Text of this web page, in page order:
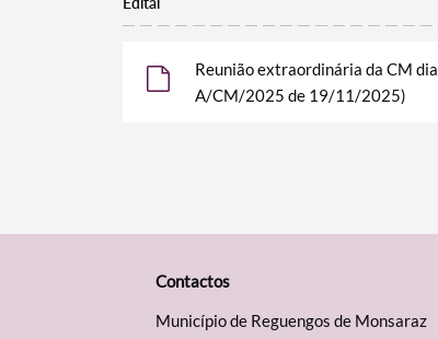
Reunião extraordinária da CM
A/CM/2025 de 19/11/2025)
Contactos
Município de Reguengos de Monsaraz